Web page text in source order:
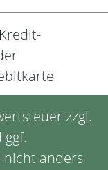
zzgl.
nicht anders